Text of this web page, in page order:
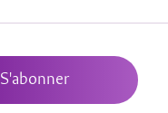
S'abonner